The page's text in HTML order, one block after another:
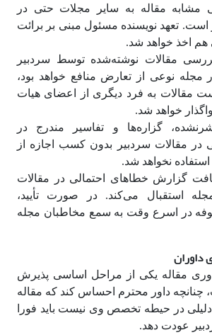
مشابه مقاله به سایر مجلات حتی در
است. تعهد نویسنده مسئول مبنی بر برائت
هم اخذ خواهد شد.
بررسی مقالات نوشته‌شده توسط سردبیر
مجله نوعی از تعارض منافع خواهد بود،
مقالات به فرد دیگری از اعضای هیات
خواهد شد.
گزاره‌ها و تفاسیر مندرج در
در مقالات سردبیر بدون کسب اجازه از
نخواهد شد.
گزارش خطاهای احتمالی در مقالات
استقبال می‌کند. در صورت تأیید،
در اسرع وقت به سمع مخاطبان مجله
مقاله یکی از مراحل اساسی پذیرش
چنانچه داور محترم احساس کند که مقاله
دلیلی در حیطه تخصص وی نیست باید فورا
عودت دهد.